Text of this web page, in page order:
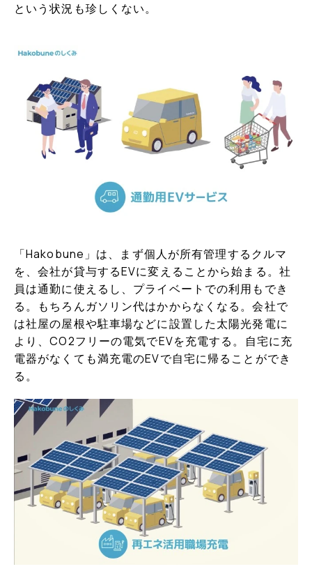
という状況も珍しくない。
「Hakobune」は、まず個人が所有管理するクルマ
を、会社が貸与するEVに変えることから始まる。社
員は通勤に使えるし、プライベートでの利用もでき
る。もちろんガソリン代はかからなくなる。会社で
は社屋の屋根や駐車場などに設置した太陽光発電に
より、CO2フリーの電気でEVを充電する。自宅に充
電器がなくても満充電のEVで自宅に帰ることができ
る。